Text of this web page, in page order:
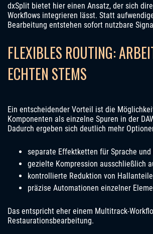
dxSplit bietet hier einen Ansatz, der sich
Workflows integrieren lässt. Statt
Bearbeitung entstehen sofort nutzbare
FLEXIBLES ROUTING:
ECHTEN STEMS
Ein entscheidender Vorteil ist die
Komponenten als einzelne Spuren in der
Dadurch ergeben sich deutlich mehr
separate Effektketten für Sprache und
gezielte Kompression ausschließlich
kontrollierte Reduktion von
präzise Automationen einzelner
Das entspricht eher einem Multitrack-
Restaurationsbearbeitung.